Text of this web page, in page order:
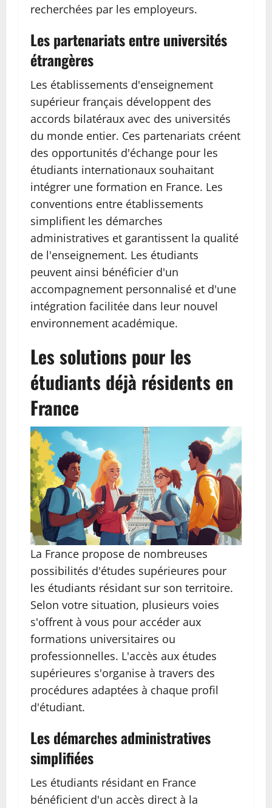
recherchées par les employeurs.
Les partenariats entre universités
étrangères
Les établissements d'enseignement
supérieur français développent des
accords bilatéraux avec des universités
du monde entier. Ces partenariats créent
des opportunités d'échange pour les
étudiants internationaux souhaitant
intégrer une formation en France. Les
conventions entre établissements
simplifient les démarches
administratives et garantissent la qualité
de l'enseignement. Les étudiants
peuvent ainsi bénéficier d'un
accompagnement personnalisé et d'une
intégration facilitée dans leur nouvel
environnement académique.
Les solutions pour les
étudiants déjà résidents en
France
La France propose de nombreuses
possibilités d'études supérieures pour
les étudiants résidant sur son territoire.
Selon votre situation, plusieurs voies
s'offrent à vous pour accéder aux
formations universitaires ou
professionnelles. L'accès aux études
supérieures s'organise à travers des
procédures adaptées à chaque profil
d'étudiant.
Les démarches administratives
simplifiées
Les étudiants résidant en France
bénéficient d'un accès direct à la